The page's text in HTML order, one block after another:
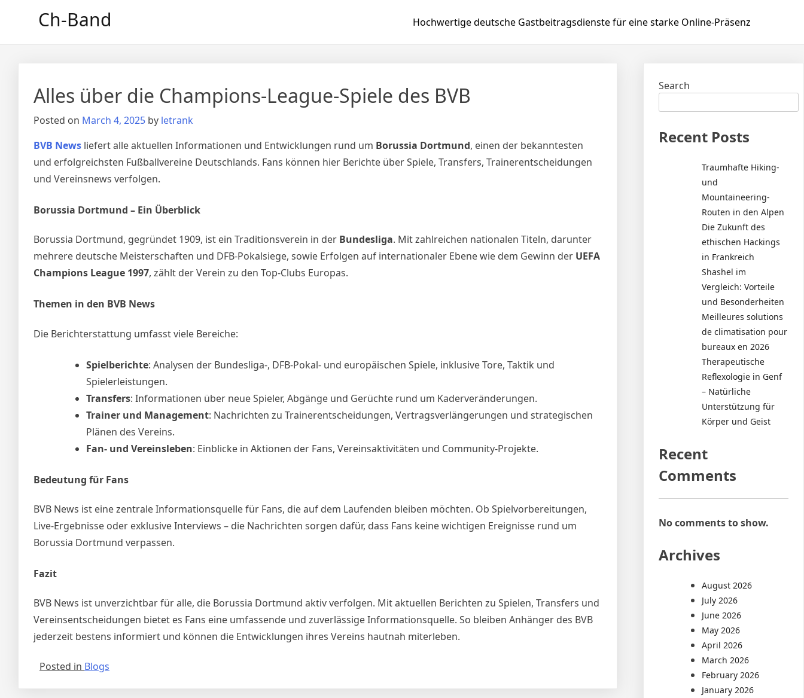
Ch-Band Hochwertige deutsche Gastbeitragsdienste für eine starke Online-Präsenz
Alles über die Champions-League-Spiele des BVB
Posted on March 4, 2025 by letrank
BVB News liefert alle aktuellen Informationen und Entwicklungen rund um Borussia Dortmund, einen der bekanntesten
und erfolgreichsten Fußballvereine Deutschlands. Fans können hier Berichte über Spiele, Transfers, Trainerentscheidungen
und Vereinsnews verfolgen.
Borussia Dortmund – Ein Überblick
Borussia Dortmund, gegründet 1909, ist ein Traditionsverein in der Bundesliga. Mit zahlreichen nationalen Titeln, darunter
mehrere deutsche Meisterschaften und DFB-Pokalsiege, sowie Erfolgen auf internationaler Ebene wie dem Gewinn der UEFA
Champions League 1997, zählt der Verein zu den Top-Clubs Europas.
Themen in den BVB News
Die Berichterstattung umfasst viele Bereiche:
Spielberichte: Analysen der Bundesliga-, DFB-Pokal- und europäischen Spiele, inklusive Tore, Taktik und
Spielerleistungen.
Transfers: Informationen über neue Spieler, Abgänge und Gerüchte rund um Kaderveränderungen.
Trainer und Management: Nachrichten zu Trainerentscheidungen, Vertragsverlängerungen und strategischen
Plänen des Vereins.
Fan- und Vereinsleben: Einblicke in Aktionen der Fans, Vereinsaktivitäten und Community-Projekte.
Bedeutung für Fans
BVB News ist eine zentrale Informationsquelle für Fans, die auf dem Laufenden bleiben möchten. Ob Spielvorbereitungen,
Live-Ergebnisse oder exklusive Interviews – die Nachrichten sorgen dafür, dass Fans keine wichtigen Ereignisse rund um
Borussia Dortmund verpassen.
Fazit
BVB News ist unverzichtbar für alle, die Borussia Dortmund aktiv verfolgen. Mit aktuellen Berichten zu Spielen, Transfers und
Vereinsentscheidungen bietet es Fans eine umfassende und zuverlässige Informationsquelle. So bleiben Anhänger des BVB
jederzeit bestens informiert und können die Entwicklungen ihres Vereins hautnah miterleben.
Posted in Blogs
Search
Recent Posts
Traumhafte Hiking-
und
Mountaineering-
Routen in den Alpen
Die Zukunft des
ethischen Hackings
in Frankreich
Shashel im
Vergleich: Vorteile
und Besonderheiten
Meilleures solutions
de climatisation pour
bureaux en 2026
Therapeutische
Reflexologie in Genf
– Natürliche
Unterstützung für
Körper und Geist
Recent
Comments
No comments to show.
Archives
August 2026
July 2026
June 2026
May 2026
April 2026
March 2026
February 2026
January 2026